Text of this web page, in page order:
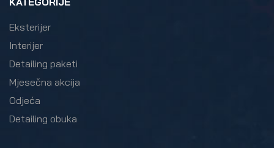
Eksterijer
Interijer
Detailing paketi
Mjesečna akcija
Odjeća
Detailing obuka